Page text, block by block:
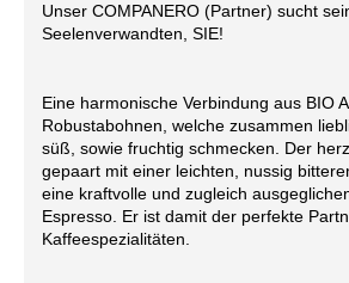
Unser COMPANERO (Partner) sucht
Seelenverwandten, SIE!
Eine harmonische Verbindung aus BIO
Robustabohnen, welche zusammen
süß, sowie fruchtig schmecken. Der
gepaart mit einer leichten, nussig
eine kraftvolle und zugleich
Espresso. Er ist damit der perfekte
Kaffeespezialitäten.